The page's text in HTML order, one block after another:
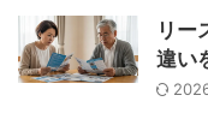
リー
違い